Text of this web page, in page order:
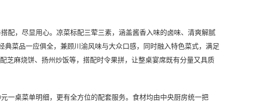
，尽显用心。凉菜标配三荤三素，涵盖酱香入味的卤味、清爽解腻
菜品一应俱全，兼顾川渝风味与大众口感，同时融入特色菜式，满足
芝麻烧饼、扬州炒饭等，搭配时令果拼，让整桌宴席既有分量又具质
桌菜单明细，更有全方位的配套服务。食材均由中央厨房统一把